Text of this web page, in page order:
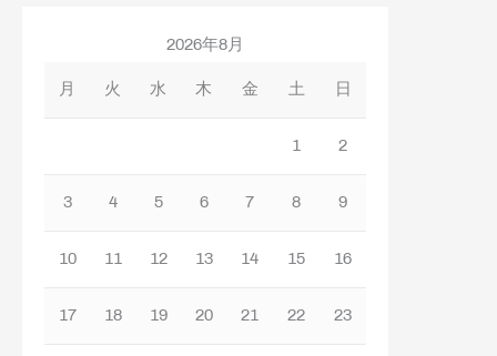
2026年8月
月 火 水 木 金 土 日
1 2
3 4 5 6 7 8 9
10 11 12 13 14 15 16
17 18 19 20 21 22 23